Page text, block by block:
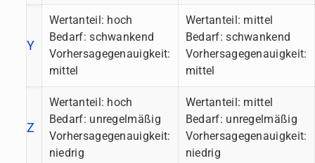
Y
Wertanteil: hoch
Bedarf: schwankend
Vorhersagegenauigkeit:
mittel
Wertanteil: mittel
Bedarf: schwankend
Vorhersagegenauigkeit:
mittel
Z
Wertanteil: hoch
Bedarf: unregelmäßig
Vorhersagegenauigkeit:
niedrig
Wertanteil: mittel
Bedarf: unregelmäßig
Vorhersagegenauigkeit:
niedrig